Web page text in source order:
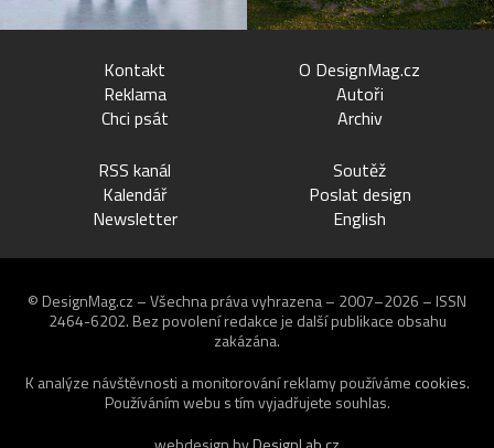
Kontakt
Reklama
Chci psát
O DesignMag.cz
Autoři
Archiv
RSS kanál
Kalendář
Newsletter
Soutěž
Poslat design
English
© DesignMag.cz – Všechna práva vyhrazena – 2007–2026 – ISSN
2464-6202. Bez povolení redakce je další publikace obsahu
zakázána.
K analýze návštěvnosti a monitorování reklamy používáme cookies.
Používáním webu s tím vyjadřujete souhlas.